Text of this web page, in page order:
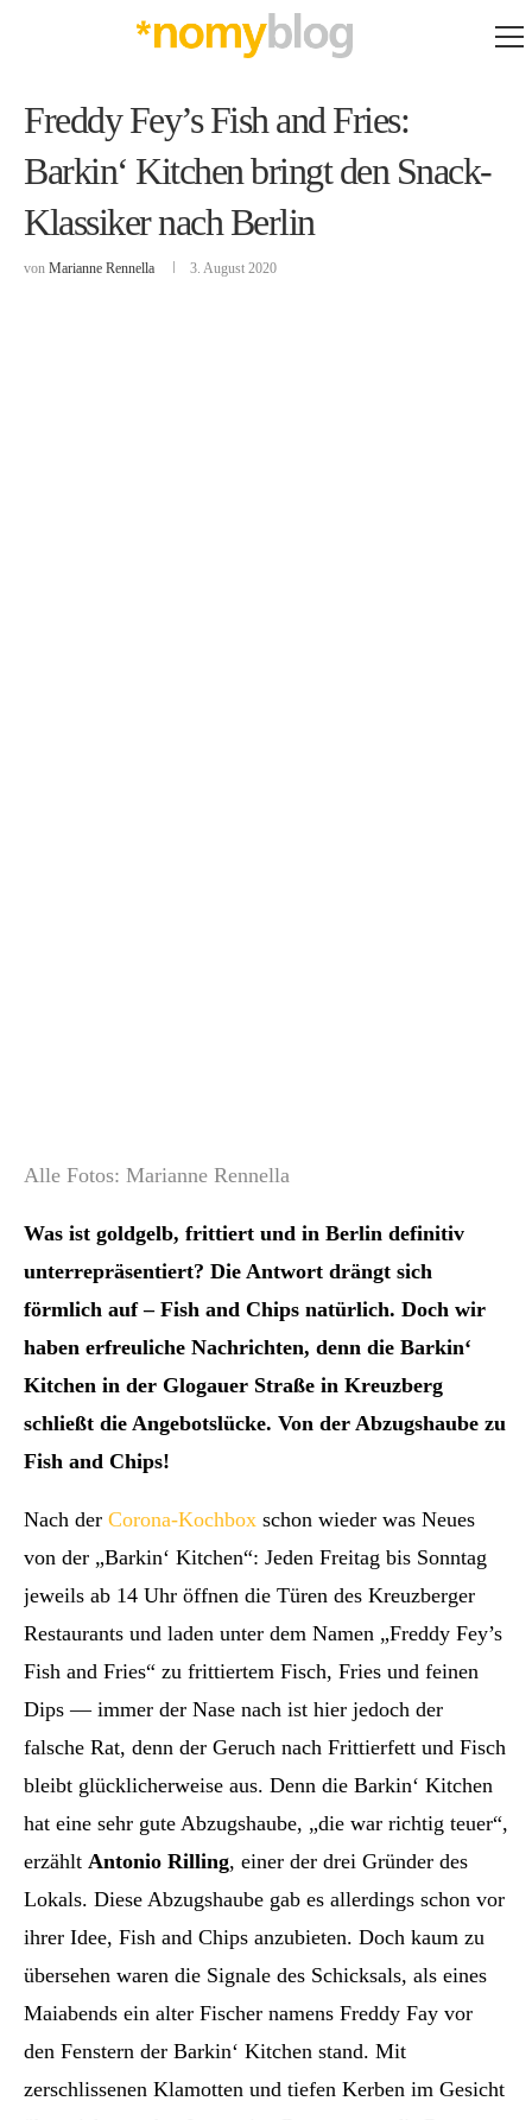
Freddy Fey’s Fish and Fries:
Barkin‘ Kitchen bringt den Snack-
Klassiker nach Berlin
von Marianne Rennella 3. August 2020
Alle Fotos: Marianne Rennella
Was ist goldgelb, frittiert und in Berlin definitiv
unterrepräsentiert? Die Antwort drängt sich
förmlich auf – Fish and Chips natürlich. Doch wir
haben erfreuliche Nachrichten, denn die Barkin‘
Kitchen in der Glogauer Straße in Kreuzberg
schließt die Angebotslücke. Von der Abzugshaube zu
Fish and Chips!
Nach der Corona-Kochbox schon wieder was Neues
von der „Barkin‘ Kitchen“: Jeden Freitag bis Sonntag
jeweils ab 14 Uhr öffnen die Türen des Kreuzberger
Restaurants und laden unter dem Namen „Freddy Fey’s
Fish and Fries“ zu frittiertem Fisch, Fries und feinen
Dips — immer der Nase nach ist hier jedoch der
falsche Rat, denn der Geruch nach Frittierfett und Fisch
bleibt glücklicherweise aus. Denn die Barkin‘ Kitchen
hat eine sehr gute Abzugshaube, „die war richtig teuer“,
erzählt Antonio Rilling, einer der drei Gründer des
Lokals. Diese Abzugshaube gab es allerdings schon vor
ihrer Idee, Fish and Chips anzubieten. Doch kaum zu
übersehen waren die Signale des Schicksals, als eines
Maiabends ein alter Fischer namens Freddy Fay vor
den Fenstern der Barkin‘ Kitchen stand. Mit
zerschlissenen Klamotten und tiefen Kerben im Gesicht